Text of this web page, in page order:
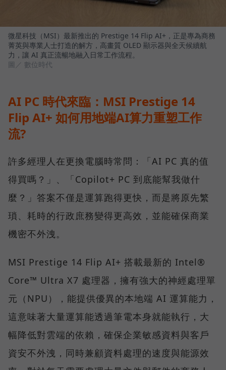
微星科技（MSI）最新推出的 Prestige 14 Flip AI+，正是專為商務
菁英與專業人士打造的解方，高畫質 OLED 顯示器與全天候續航
力，讓 AI 真正流暢地融入日常工作流程。
圖／ 數位時代
AI PC 時代來臨：MSI Prestige 14
Flip AI+ 如何用地端AI算力重塑工作
流?
許多經理人在更換電腦時常問：「AI PC 真的值
得買嗎？」、「Copilot+ PC 到底能幫我做什
麼？」答案不僅是運算跑得更快，而是將原先繁
瑣、耗時的行政庶務變得更高效，並能確保商業
機密不外洩。
MSI Prestige 14 Flip AI+ 搭載最新的 Intel®
Core™ Ultra X7 處理器，擁有強大的神經處理單
元（NPU），能提供優異的本地端 AI 運算能力，
這意味著大量運算能透過筆電本身就能執行，大
幅降低對雲端的依賴，確保企業敏感資料與客戶
資安不外洩，同時兼顧資料處理的速度與能源效